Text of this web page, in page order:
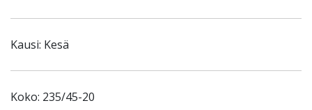
Kausi: Kesä
Koko: 235/45-20